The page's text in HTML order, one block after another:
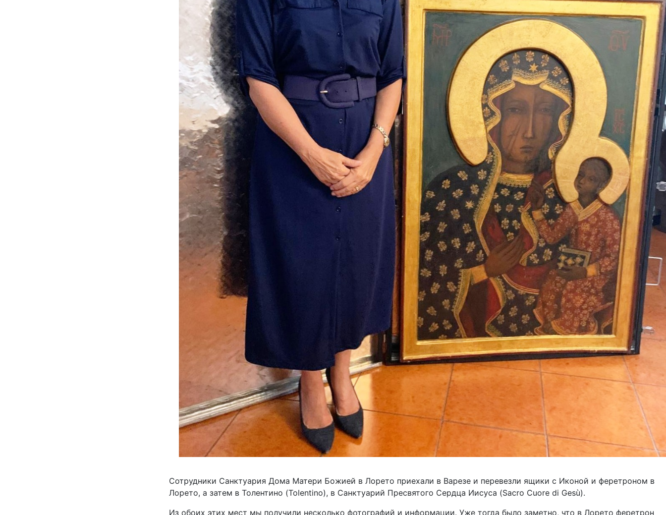
Сотрудники Санктуария Дома Матери Божией в Лорето приехали в Варезе и перевезли ящики с Иконой и феретроном в
Лорето, а затем в Толентино (Tolentino), в Санктуарий Пресвятого Сердца Иисуса (Sacro Cuore di Gesù).
Из обоих этих мест мы получили несколько фотографий и информации. Уже тогда было заметно, что в Лорето феретрон